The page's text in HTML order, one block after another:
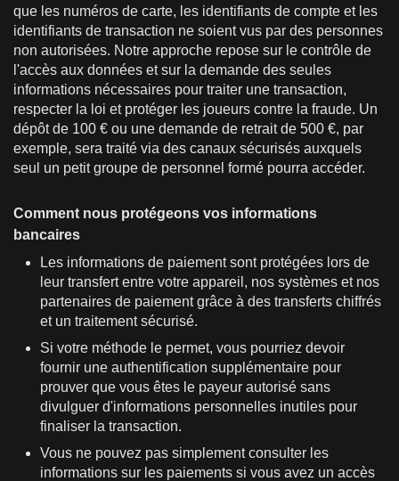
que les numéros de carte, les identifiants de compte et les
identifiants de transaction ne soient vus par des personnes
non autorisées. Notre approche repose sur le contrôle de
l'accès aux données et sur la demande des seules
informations nécessaires pour traiter une transaction,
respecter la loi et protéger les joueurs contre la fraude. Un
dépôt de 100 € ou une demande de retrait de 500 €, par
exemple, sera traité via des canaux sécurisés auxquels
seul un petit groupe de personnel formé pourra accéder.
Comment nous protégeons vos informations
bancaires
Les informations de paiement sont protégées lors de
leur transfert entre votre appareil, nos systèmes et nos
partenaires de paiement grâce à des transferts chiffrés
et un traitement sécurisé.
Si votre méthode le permet, vous pourriez devoir
fournir une authentification supplémentaire pour
prouver que vous êtes le payeur autorisé sans
divulguer d'informations personnelles inutiles pour
finaliser la transaction.
Vous ne pouvez pas simplement consulter les
informations sur les paiements si vous avez un accès